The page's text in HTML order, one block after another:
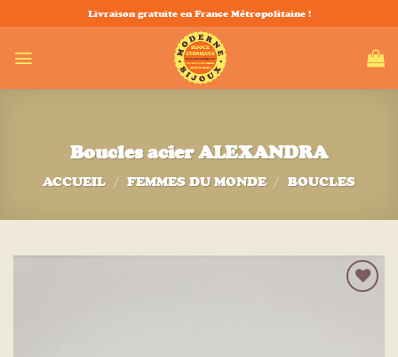
au
contenu
Livraison gratuite en France Métropolitaine !
Boucles acier ALEXANDRA
ACCUEIL / FEMMES DU MONDE / BOUCLES